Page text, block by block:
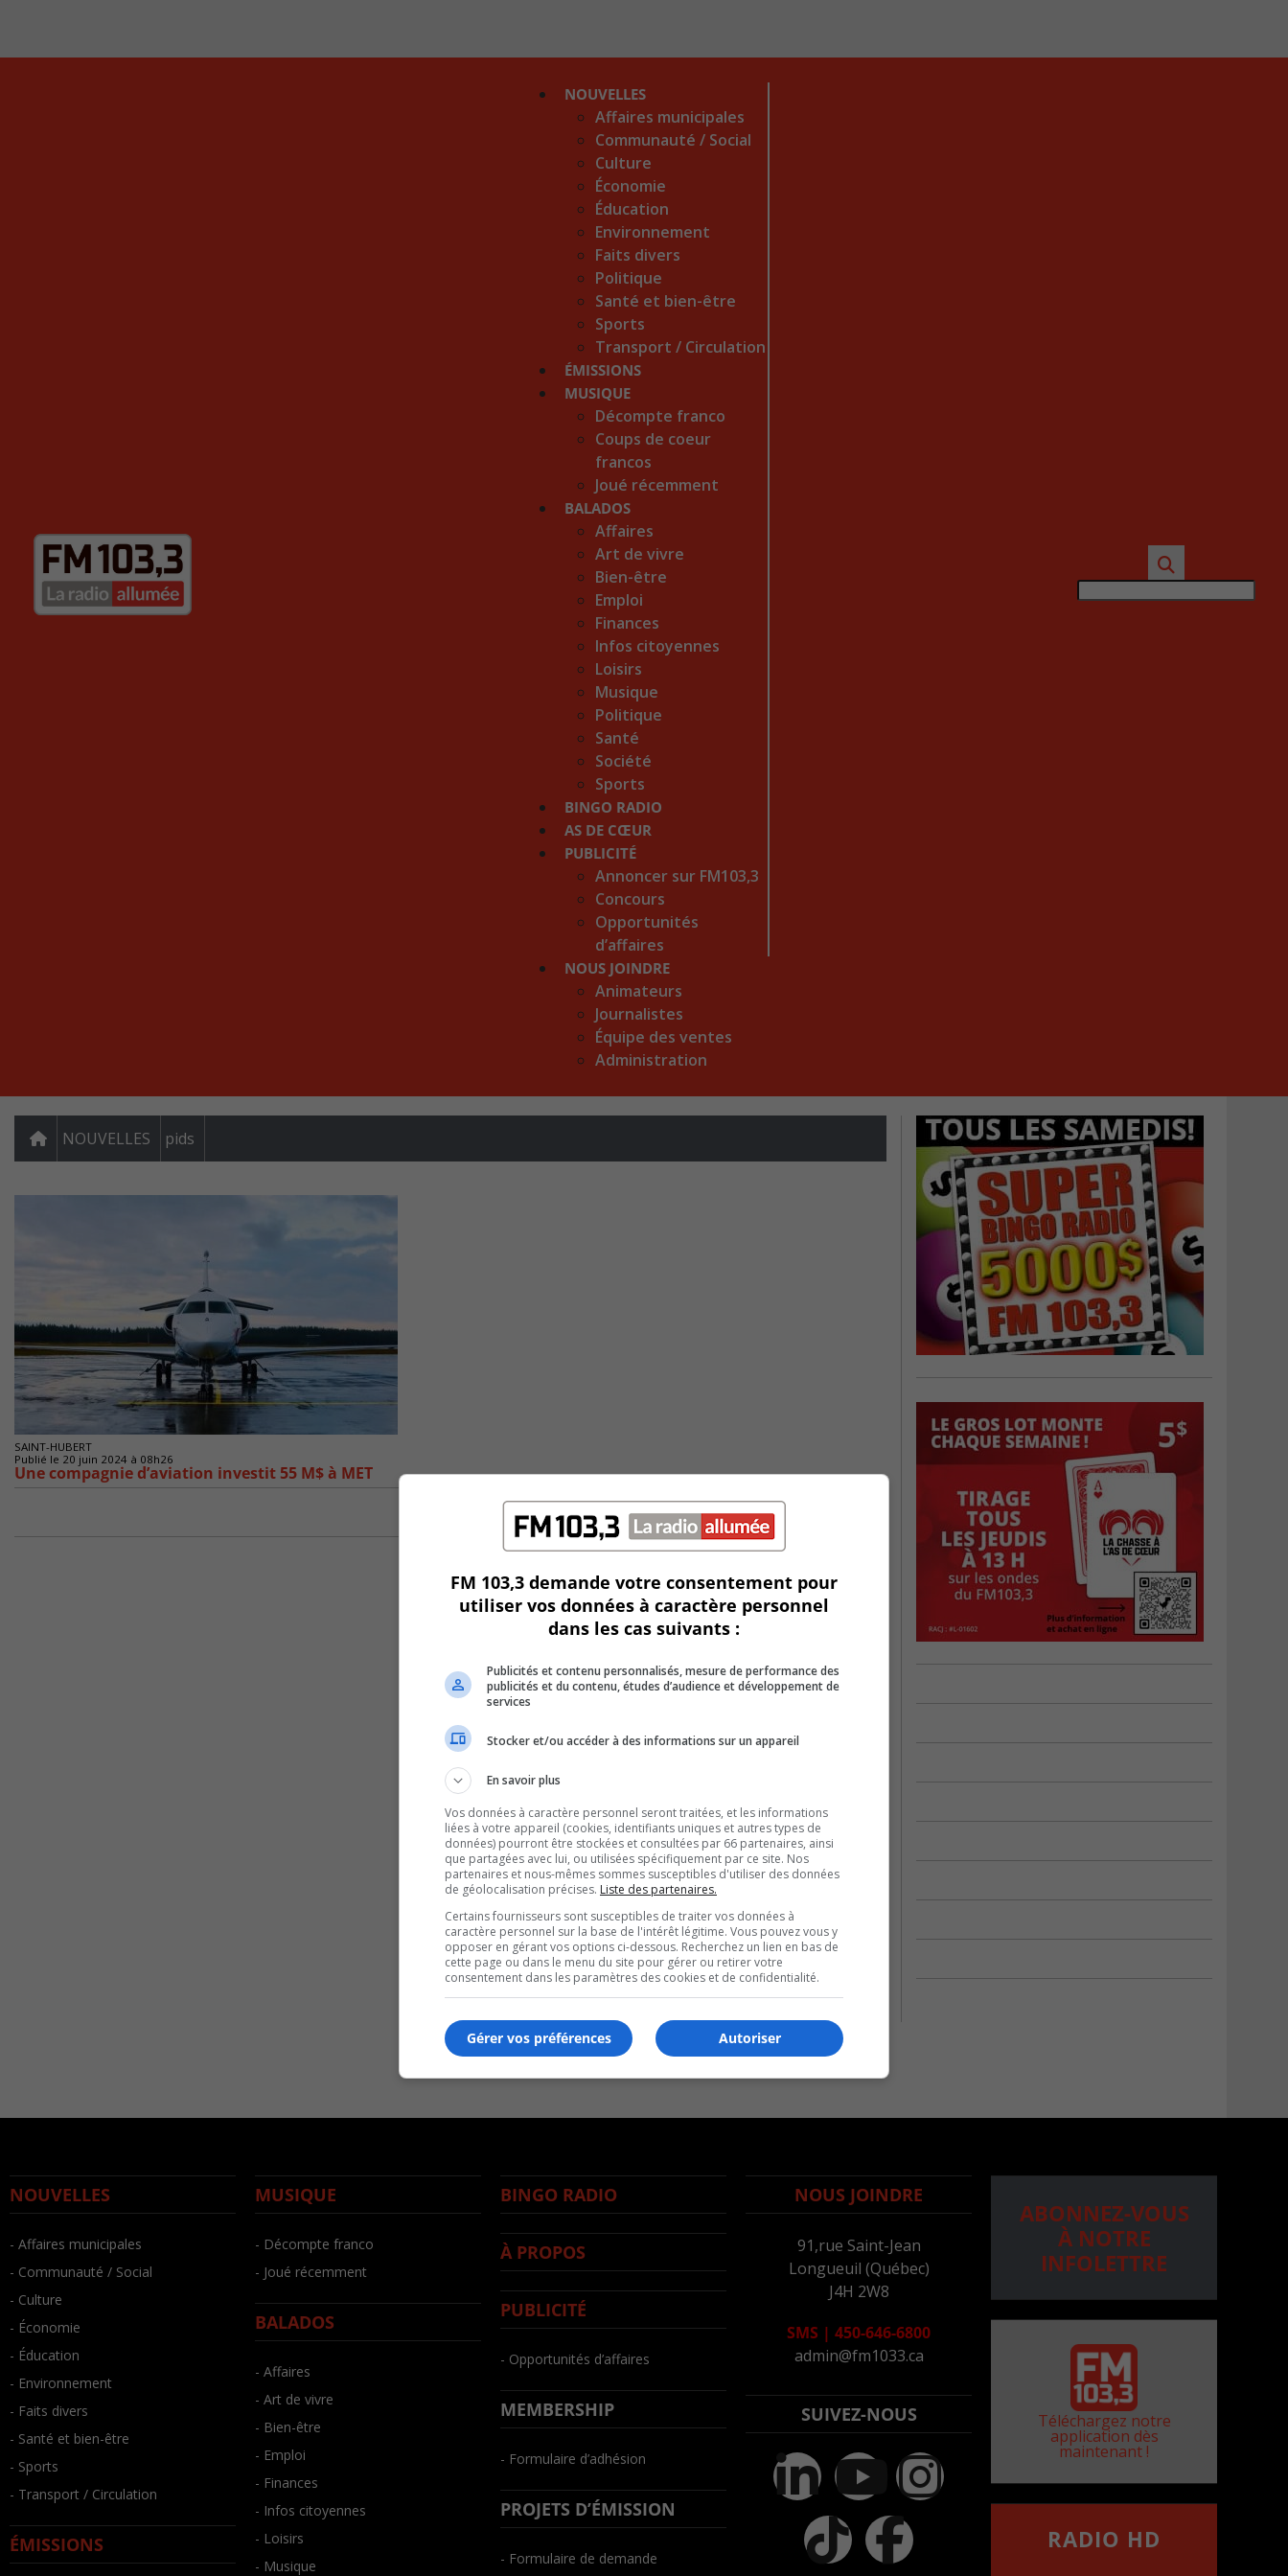
NOUVELLES
Affaires municipales
Communauté / Social
Culture
Économie
Éducation
Environnement
Faits divers
Politique
Santé et bien-être
Sports
Transport / Circulation
ÉMISSIONS
MUSIQUE
Décompte franco
Coups de coeur
francos
Joué récemment
BALADOS
Affaires
Art de vivre
Bien-être
Emploi
Finances
Infos citoyennes
Loisirs
Musique
Politique
Santé
Société
Sports
BINGO RADIO
AS DE CŒUR
PUBLICITÉ
Annoncer sur FM103,3
Concours
Opportunités
d’affaires
NOUS JOINDRE
Animateurs
Journalistes
Équipe des ventes
Administration
NOUVELLES pids
SAINT-HUBERT
Publié le 20 juin 2024 à 08h26
Une compagnie d’aviation investit 55 M$ à MET
NOUVELLES
- Affaires municipales
- Communauté / Social
- Culture
- Économie
- Éducation
- Environnement
- Faits divers
- Santé et bien-être
- Sports
- Transport / Circulation
ÉMISSIONS
MUSIQUE
- Décompte franco
- Joué récemment
BALADOS
- Affaires
- Art de vivre
- Bien-être
- Emploi
- Finances
- Infos citoyennes
- Loisirs
- Musique
BINGO RADIO
À PROPOS
PUBLICITÉ
- Opportunités d’affaires
MEMBERSHIP
- Formulaire d’adhésion
PROJETS D’ÉMISSION
- Formulaire de demande
NOUS JOINDRE
91,rue Saint-Jean
Longueuil (Québec)
J4H 2W8
SMS | 450-646-6800
admin@fm1033.ca
SUIVEZ-NOUS
ABONNEZ-VOUS
À NOTRE
INFOLETTRE
Téléchargez notre
application dès
maintenant !
RADIO HD
FM 103,3 demande votre consentement pour
utiliser vos données à caractère personnel
dans les cas suivants :
Publicités et contenu personnalisés, mesure de performance des
publicités et du contenu, études d’audience et développement de
services
Stocker et/ou accéder à des informations sur un appareil
En savoir plus
Vos données à caractère personnel seront traitées, et les informations
liées à votre appareil (cookies, identifiants uniques et autres types de
données) pourront être stockées et consultées par 66 partenaires, ainsi
que partagées avec lui, ou utilisées spécifiquement par ce site. Nos
partenaires et nous-mêmes sommes susceptibles d'utiliser des données
de géolocalisation précises. Liste des partenaires.
Certains fournisseurs sont susceptibles de traiter vos données à
caractère personnel sur la base de l'intérêt légitime. Vous pouvez vous y
opposer en gérant vos options ci-dessous. Recherchez un lien en bas de
cette page ou dans le menu du site pour gérer ou retirer votre
consentement dans les paramètres des cookies et de confidentialité.
Autoriser
Gérer vos préférences